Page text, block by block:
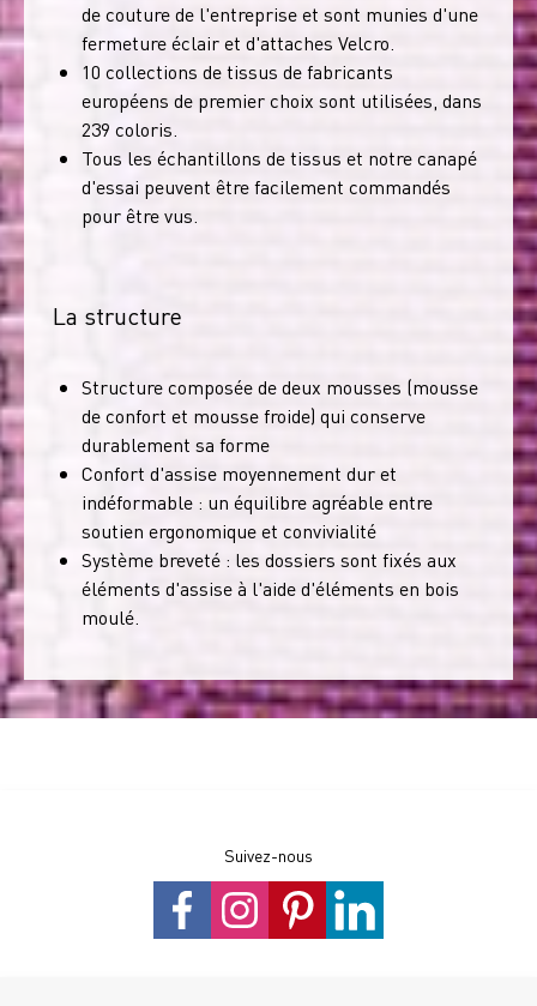
de couture de l'entreprise et sont munies d'une
fermeture éclair et d'attaches Velcro.
10 collections de tissus de fabricants
européens de premier choix sont utilisées, dans
239 coloris.
Tous les échantillons de tissus et notre canapé
d'essai peuvent être facilement commandés
pour être vus.
La structure
Structure composée de deux mousses (mousse
de confort et mousse froide) qui conserve
durablement sa forme
Confort d'assise moyennement dur et
indéformable : un équilibre agréable entre
soutien ergonomique et convivialité
Système breveté : les dossiers sont fixés aux
éléments d'assise à l'aide d'éléments en bois
moulé.
Suivez-nous